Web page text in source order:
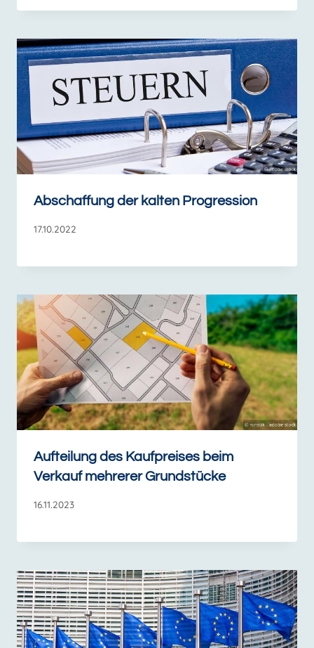
Abschaffung der kalten Progression
17.10.2022
Aufteilung des Kaufpreises beim
Verkauf mehrerer Grundstücke
16.11.2023